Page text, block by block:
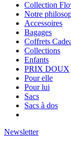
Collection
Notre
Accessoires
Bagages
Coffrets
Collections
Enfants
PRIX DOUX
Pour elle
Pour lui
Sacs
Sacs à dos
Newsletter